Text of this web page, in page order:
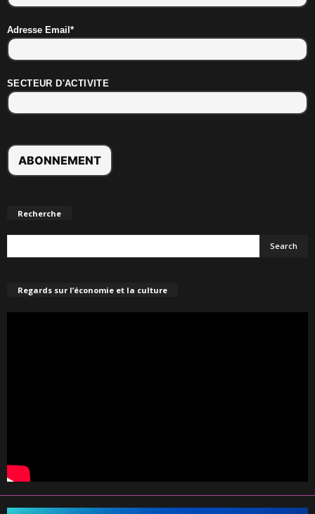
Adresse Email*
SECTEUR D'ACTIVITE
Recherche
Regards sur l’économie et la culture